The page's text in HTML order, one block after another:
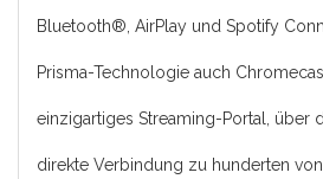
Bluetooth®, AirPlay und Spotify
Prisma-Technologie auch
einzigartiges Streaming-Portal, über
direkte Verbindung zu hunderten